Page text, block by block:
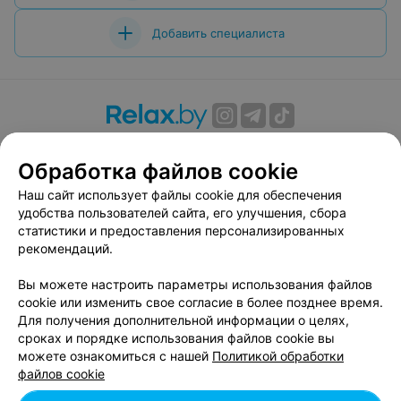
Добавить специалиста
Вакансии
Публичный договор
Способы оплаты
Публичный договор по использованию сервиса
«Афиша»
Пользовательское соглашение
Связаться по вопросам сотрудничества
Написать руководителю relax.by
Персональные настройки cookie
Обработка персональных данных
Обработка файлов cookie
Наш сайт использует файлы cookie для обеспечения
удобства пользователей сайта, его улучшения, сбора
статистики и предоставления персонализированных
рекомендаций.
Вы можете настроить параметры использования файлов
cookie или изменить свое согласие в более позднее время.
Для получения дополнительной информации о целях,
сроках и порядке использования файлов cookie вы
можете ознакомиться с нашей Политикой обработки
файлов cookie